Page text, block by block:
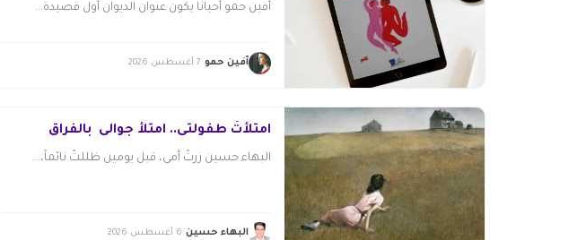
أفين حمو أحيانًا يكون عنوان الديوان أول قصيدة...
آفين حمو 7 أغسطس 2026
امتلأتْ طفولتى.. امتلأ جوالى بالفراق
البهاء حسين زرتُ أمى، قبل يومين ظللتُ نائماً،...
البهاء حسين 6 أغسطس 2026